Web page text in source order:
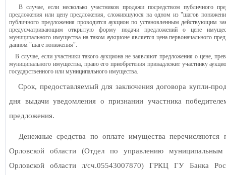
В случае, если несколько участников продажи посредством публичного
предложения или цену предложения, сложившуюся на одном из "шагов
публичного предложения проводится аукцион по установленным действующим
предусматривающим открытую форму подачи предложений о цене
муниципального имущества на таком аукционе является цена первоначального
данном "шаге понижения".
В случае, если участники такого аукциона не заявляют предложения о цене,
муниципального имущества, право его приобретения принадлежит участнику
государственного или муниципального имущества.
Срок, предоставляемый для заключения договора купли-
дня выдачи уведомления о признании участника
предложения.
Денежные средства по оплате имущества перечисляются
Орловской области (Отдел по управлению
Орловской области л/сч.05543007870) ГРКЦ ГУ Банка